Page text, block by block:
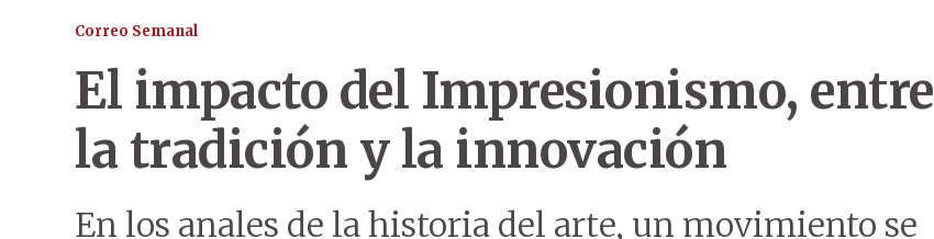
Correo Semanal
El impacto del Impresionismo, entre
la tradición y la innovación
En los anales de la historia del arte, un movimiento se